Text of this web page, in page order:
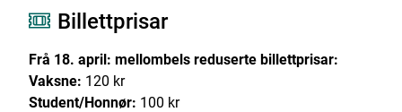
Billettprisar
Frå 18. april: mellombels reduserte billettprisar:
Vaksne: 120 kr
Student/Honnør: 100 kr